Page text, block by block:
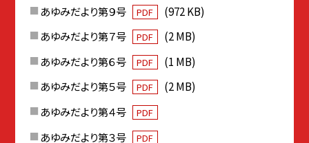
あゆみだより第９号
PDF
(972 KB)
あゆみだより第７号
PDF
(2 MB)
あゆみだより第６号
PDF
(1 MB)
あゆみだより第５号
PDF
(2 MB)
あゆみだより第４号
PDF
あゆみだより第３号 PDF